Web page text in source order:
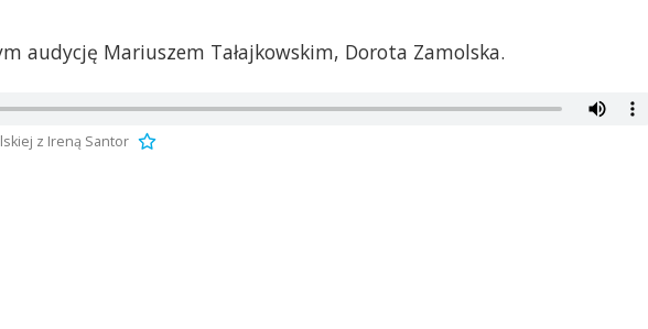
audycję Mariuszem Tałajkowskim, Dorota Zamolska.
z Ireną Santor